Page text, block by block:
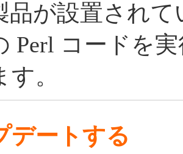
品が設置され
Perl コードを
。
デートする